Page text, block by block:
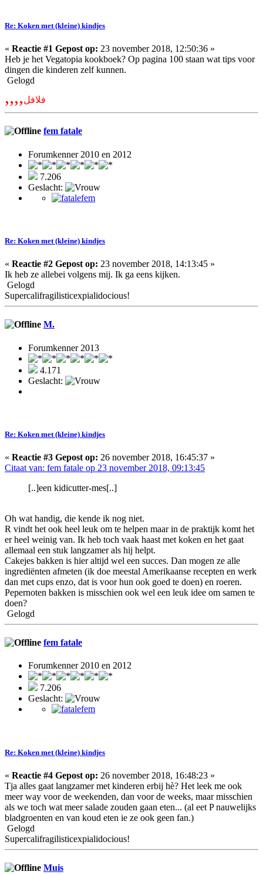
Re: Koken met (kleine) kindjes
« Reactie #1 Gepost op: 23 november 2018, 12:50:36 »
Heb je het Vegatopia kookboek? Op pagina 100 staan wat tips voor
dingen die kinderen zelf kunnen.
Gelogd
,,,,فلافل
fem fatale
Forumkenner 2010 en 2012
7.206
Geslacht:
Re: Koken met (kleine) kindjes
« Reactie #2 Gepost op: 23 november 2018, 14:13:45 »
Ik heb ze allebei volgens mij. Ik ga eens kijken.
Gelogd
Supercalifragilisticexpialidocious!
M.
Forumkenner 2013
4.171
Geslacht:
Re: Koken met (kleine) kindjes
« Reactie #3 Gepost op: 26 november 2018, 16:45:37 »
Citaat van: fem fatale op 23 november 2018, 09:13:45
[..]een kidicutter-mes[..]
Oh wat handig, die kende ik nog niet.
R vindt het ook heel leuk om te helpen maar in de praktijk komt het
er heel weinig van. Ik heb toch vaak haast met koken en het gaat
allemaal een stuk langzamer als hij helpt.
Cakejes bakken is hier altijd wel een succes. Dan mogen ze alle
ingrediënten afmeten (ik doe meestal Amerikaanse recepten en werk
dan met cups enzo, dat is voor hun ook goed te doen) en roeren.
Pepernoten bakken is misschien ook wel een leuk idee om samen te
doen?
Gelogd
fem fatale
Forumkenner 2010 en 2012
7.206
Geslacht:
Re: Koken met (kleine) kindjes
« Reactie #4 Gepost op: 26 november 2018, 16:48:23 »
Tja alles gaat langzamer met kinderen erbij hè? Het leek me ook
meer way voor de weekenden, dan voor de weeks, maar misschien
als we toch wat meer salade zouden gaan eten... (al eet P nauwelijks
bladgroenten en van koud eten ie ze ook geen fan.)
Gelogd
Supercalifragilisticexpialidocious!
Muis